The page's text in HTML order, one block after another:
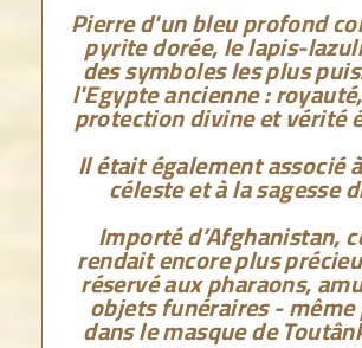
Pierre d'un bleu profond
pyrite dorée, le lapis-
des symboles les plus
l'Egypte ancienne :
protection divine et vérité
Il était également associé
céleste et à la sagesse
Importé d’Afghanistan,
rendait encore plus
réservé aux pharaons,
objets funéraires -
dans le masque de